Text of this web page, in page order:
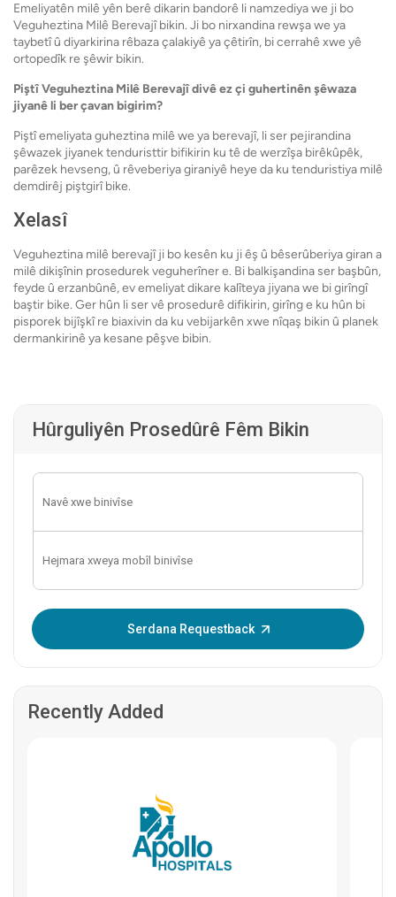
Emeliyatên milê yên berê dikarin bandorê li namzediya we ji bo
Veguheztina Milê Berevajî bikin. Ji bo nirxandina rewşa we ya
taybetî û diyarkirina rêbaza çalakiyê ya çêtirîn, bi cerrahê xwe yê
ortopedîk re şêwir bikin.
Piştî Veguheztina Milê Berevajî divê ez çi guhertinên şêwaza
jiyanê li ber çavan bigirim?
Piştî emeliyata guheztina milê we ya berevajî, li ser pejirandina
şêwazek jiyanek tenduristtir bifikirin ku tê de werzîşa birêkûpêk,
parêzek hevseng, û rêveberiya giraniyê heye da ku tenduristiya milê
demdirêj piştgirî bike.
Xelasî
Veguheztina milê berevajî ji bo kesên ku ji êş û bêserûberiya giran a
milê dikişînin prosedurek veguherîner e. Bi balkişandina ser başbûn,
feyde û erzanbûnê, ev emeliyat dikare kalîteya jiyana we bi girîngî
baştir bike. Ger hûn li ser vê prosedurê difikirin, girîng e ku hûn bi
pisporek bijîşkî re biaxivin da ku vebijarkên xwe nîqaş bikin û planek
dermankirinê ya kesane pêşve bibin.
Hûrguliyên Prosedûrê Fêm Bikin
Serdana Requestback
Recently Added